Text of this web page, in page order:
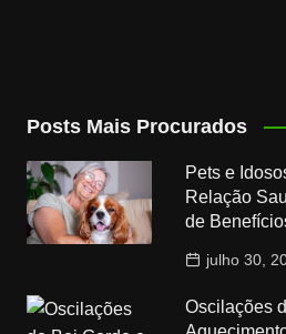
Posts Mais Procurados
Pets e
Relação
de
julho 30,
Oscilações